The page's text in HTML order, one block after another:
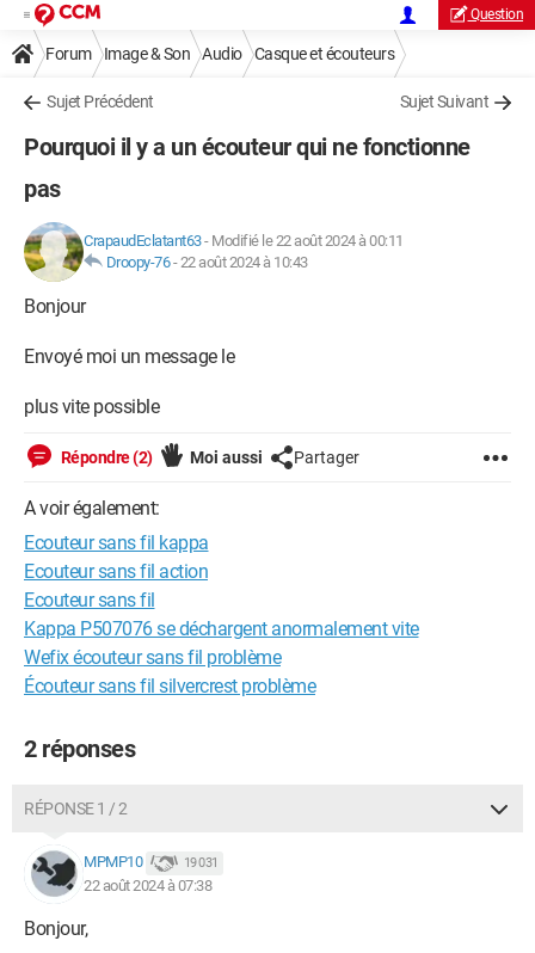
Question
Forum Image & Son Audio Casque et écouteurs
Sujet Précédent Sujet Suivant
Pourquoi il y a un écouteur qui ne fonctionne
pas
CrapaudEclatant63- Modifié le 22 août 2024 à 00:11
Droopy-76-22 août 2024 à 10:43
Bonjour
Envoyé moi un message le
plus vite possible
Répondre (2) Moi aussi Partager
A voir également:
Ecouteur sans fil kappa
Ecouteur sans fil action
Ecouteur sans fil
Kappa P507076 se déchargent anormalement vite
Wefix écouteur sans fil problème
Écouteur sans fil silvercrest problème
2 réponses
RÉPONSE 1 / 2
MPMP10 19 031
22 août 2024 à 07:38
Bonjour,